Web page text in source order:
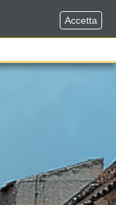
Accetta